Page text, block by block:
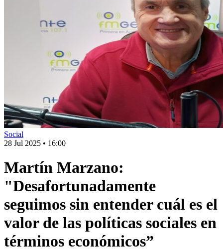
Social
28 Jul 2025 • 16:00
Martín Marzano:
"Desafortunadamente
seguimos sin entender cuál es el
valor de las políticas sociales en
términos económicos”